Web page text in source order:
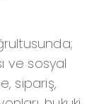
ve sosyal
sipariş,